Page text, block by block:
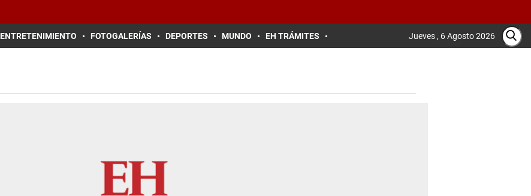
ENTRETENIMIENTO FOTOGALERÍAS DEPORTES MUNDO EH TRÁMITES Jueves , 6 Agosto 2026